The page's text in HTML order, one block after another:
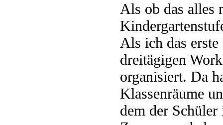
Als ob das alles
Als ich das
dreitägigen
organisiert. Da
Klassenräume
dem der